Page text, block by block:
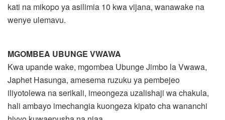
kati na mikopo ya asilimia 10 kwa vijana, wanawake na
wenye ulemavu.
MGOMBEA UBUNGE VWAWA
Kwa upande wake, mgombea Ubunge Jimbo la Vwawa,
Japhet Hasunga, amesema ruzuku ya pembejeo
iliyotolewa na serikali, imeongeza uzalishaji wa chakula,
hali ambayo imechangia kuongeza kipato cha wananchi